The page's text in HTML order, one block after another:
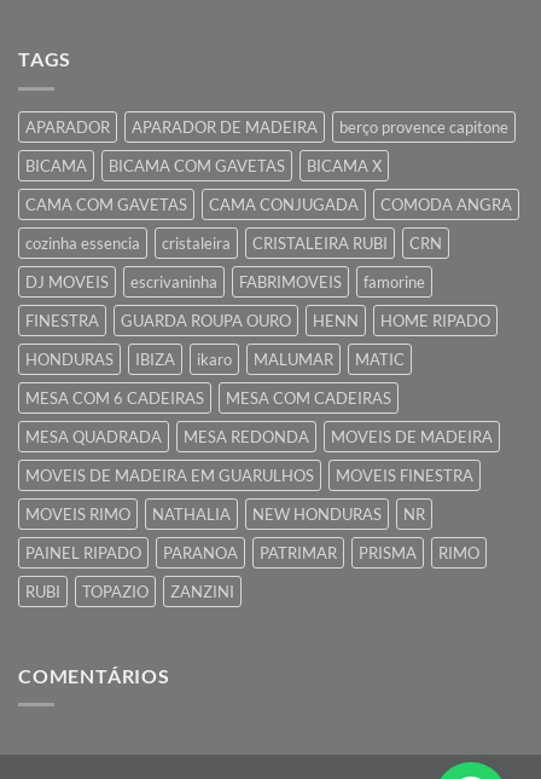
TAGS
APARADOR APARADOR DE MADEIRA
berço provence capitone
BICAMA
BICAMA COM GAVETAS
BICAMA X
CAMA COM GAVETAS
CAMA CONJUGADA
COMODA ANGRA
cozinha essencia
cristaleira CRISTALEIRA RUBI
CRN
DJ MOVEIS
escrivaninha FABRIMOVEIS
famorine
FINESTRA
GUARDA ROUPA OURO HENN
HOME RIPADO
HONDURAS
IBIZA ikaro MALUMAR
MATIC
MESA COM 6 CADEIRAS
MESA COM CADEIRAS
MESA QUADRADA
MESA REDONDA
MOVEIS DE MADEIRA
MOVEIS DE MADEIRA EM GUARULHOS
MOVEIS FINESTRA
MOVEIS RIMO
NATHALIA NEW HONDURAS
NR
PAINEL RIPADO
PARANOA PATRIMAR PRISMA
RIMO
RUBI
TOPAZIO ZANZINI
COMENTÁRIOS